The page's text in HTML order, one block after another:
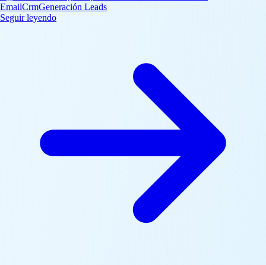
EmailCrmGeneración Leads
Seguir leyendo: Crear Secuencias de Outreach con Seguimiento de